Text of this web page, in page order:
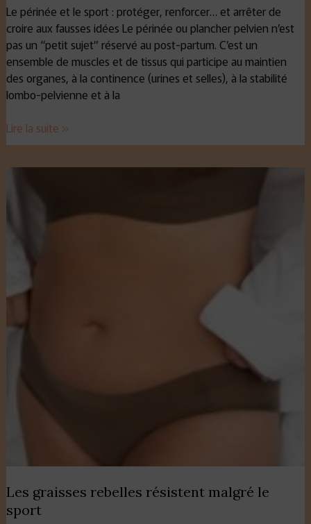
Le périnée et le sport : protéger, renforcer… et arrêter de
croire aux fausses idées Le périnée ou plancher pelvien n’est
pas un “petit sujet” réservé au post-partum. C’est un
ensemble de muscles et de tissus qui participe au maintien
des organes, à la continence (urines et selles), à la stabilité
lombo-pelvienne et à la
Lire la suite »
Les graisses rebelles résistent malgré le
sport
résistent